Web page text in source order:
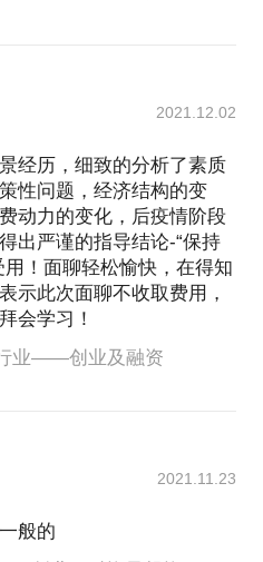
2021.12.02
经历，细致的分析了素质
性问题，经济结构的变
动力的变化，后疫情阶段
出严谨的指导结论-“保持
！面聊轻松愉快，在得知
示此次面聊不收取费用，
会学习！
业——创业及融资
2021.11.23
般的